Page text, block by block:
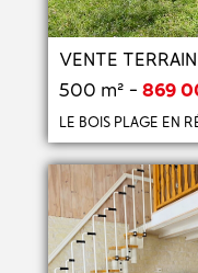
VENTE TERRAIN
500 m² - 869
LE BOIS PLAGE EN